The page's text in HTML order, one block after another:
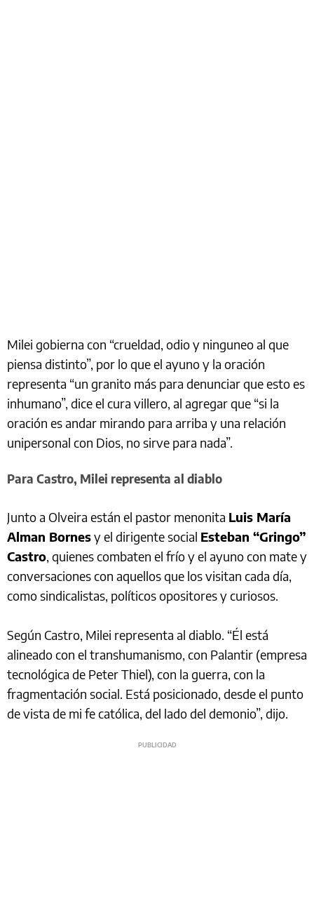
Milei gobierna con “crueldad, odio y ninguneo al que
piensa distinto”, por lo que el ayuno y la oración
representa “un granito más para denunciar que esto es
inhumano”, dice el cura villero, al agregar que “si la
oración es andar mirando para arriba y una relación
unipersonal con Dios, no sirve para nada”.
Para Castro, Milei representa al diablo
Junto a Olveira están el pastor menonita Luis María
Alman Bornesy el dirigente social Esteban “Gringo”
Castro, quienes combaten el frío y el ayuno con mate y
conversaciones con aquellos que los visitan cada día,
como sindicalistas, políticos opositores y curiosos.
Según Castro, Milei representa al diablo. “Él está
alineado con el transhumanismo, con Palantir (empresa
tecnológica de Peter Thiel), con la guerra, con la
fragmentación social. Está posicionado, desde el punto
de vista de mi fe católica, del lado del demonio”, dijo.